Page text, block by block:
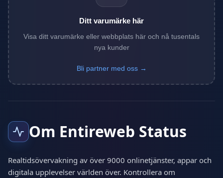
Ditt varumärke här
Visa ditt varumärke eller webbplats här och nå tusentals
nya kunder
Bli partner med oss →
Om Entireweb Status
Realtidsövervakning av över 9000 onlinetjänster, appar och
digitala upplevelser världen över. Kontrollera om